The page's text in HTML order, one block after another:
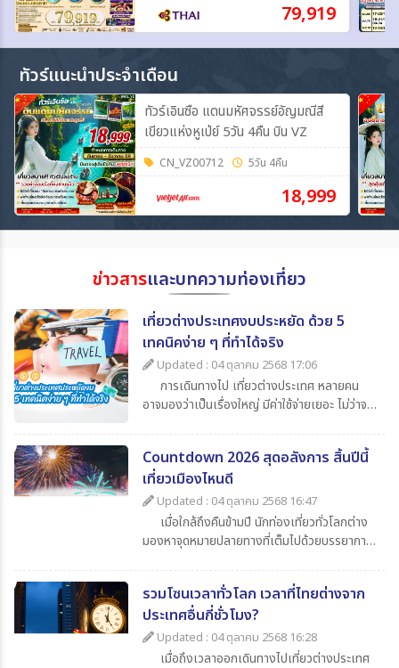
79,919
ทัวร์แนะนำประจำเดือน
ทัวร์เอินซือ แดนมหัศจรรย์อัญมณีสี
เขียวแห่งหูเป่ย์ 5วัน 4คืน บิน VZ
CN_VZ00712 5วัน 4คืน
18,999
ข่าวสารและบทความท่องเที่ยว
เที่ยวต่างประเทศงบประหยัด ด้วย 5
เทคนิคง่าย ๆ ที่ทำได้จริง
Updated : 04 ตุลาคม 2568 17:06
การเดินทางไป เที่ยวต่างประเทศ หลายคน
อาจมองว่าเป็นเรื่องใหญ่ มีค่าใช้จ่ายเยอะ ไม่ว่าจะ
และค่าใช้จ่ายจิปาถะอื่น ๆ แต่หากเรารู้จักวางแผน
ดี ๆ ก็สามารถไป เที่ยวต่างประเทศในราคาสบาย
กระเป๋า วันนี้ 365Travel(ทัวร์ 365 วัน) ขอนำ
เสนอ 5 เทคนิคเที่ยวต่างประเทศแบบประหยัด ที่
จะช่วยให้นักท่องเที่ยวทุกคนสามารถไปเปิด
ประสบการณ์ใหม่ ๆ ได้อย่างคุ้มค่า
Countdown 2026 สุดอลังการ สิ้นปีนี้
เที่ยวเมืองไหนดี
Updated : 04 ตุลาคม 2568 16:47
เมื่อใกล้ถึงคืนข้ามปี นักท่องเที่ยวทั่วโลกต่าง
มองหาจุดหมายปลายทางที่เต็มไปด้วยบรรยากาศ
ตา หากคุณกำลังวางแผนไปเที่ยวสิ้นปีนี้
365Travel(ทัวร์365วัน) มี 4 ประเทศน่าไป เคา
นต์ดาวน์ 2026 ที่ไม่ควรพลาดมาแนะนำ
รวมโซนเวลาทั่วโลก เวลาที่ไทยต่างจาก
ประเทศอื่นกี่ชั่วโมง?
Updated : 04 ตุลาคม 2568 16:28
เมื่อถึงเวลาออกเดินทางไปเที่ยวต่างประเทศ